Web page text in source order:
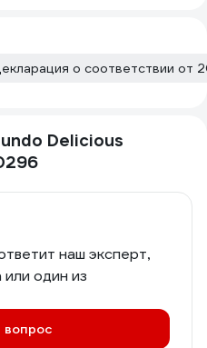
о соответствии от
Delicious
наш эксперт,
один из
вопрос